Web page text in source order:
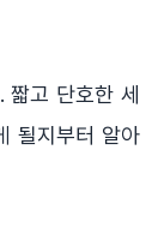
고 단호한 세
될지부터 알아